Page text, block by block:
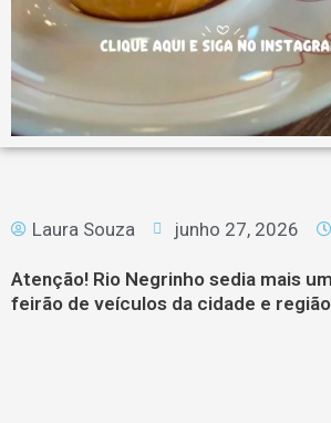
Laura Souza junho 27, 2026
Atenção! Rio Negrinho sedia mais
feirão de veículos da cidade e